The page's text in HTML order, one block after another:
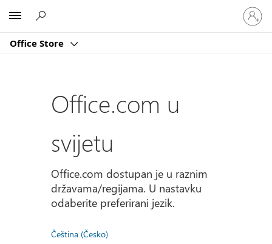
Office Store
Prijavite
se
u
račun
Office.com u
svijetu
Office.com dostupan je u raznim
državama/regijama. U nastavku
odaberite preferirani jezik.
Čeština (Česko)